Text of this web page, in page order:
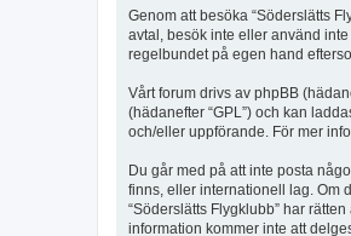
Genom att besöka “Söderslätts
avtal, besök inte eller använd
regelbundet på egen hand
Vårt forum drivs av phpBB
(hädanefter “GPL”) och kan
och/eller uppförande. För mer
Du går med på att inte posta
finns, eller internationell lag. Om
“Söderslätts Flygklubb” har
information kommer inte att